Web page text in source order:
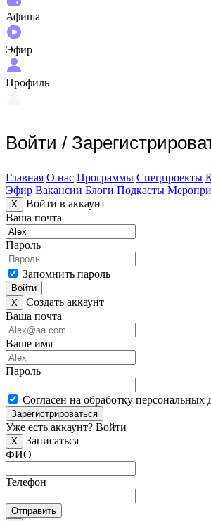
Афиша
Эфир
Профиль
Войти /
Главная О нас Программы Спецпроекты
Эфир Вакансии Блоги Подкасты
X
Войти в аккаунт
Ваша почта
Пароль
Запомнить пароль
Войти
X
Создать аккаунт
Ваша почта
Ваше имя
Пароль
Согласен на обработку персональных
Зарегистрироваться
Уже есть аккаунт? Войти
X
Записаться
ФИО
Телефон
Отправить